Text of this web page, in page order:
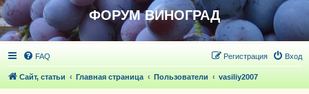
ФОРУМ ВИНОГРАД
FAQ Вход
Регистрация
Сайт, статьи Главная страница Пользователи vasiliy2007